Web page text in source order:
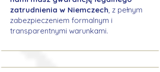
zatrudnienia w Niemczech, z pełnym
zabezpieczeniem formalnym i
transparentnymi warunkami.